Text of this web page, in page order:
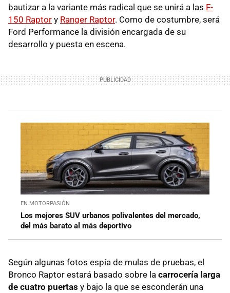
bautizar a la variante más radical que se unirá a las F-
150 Raptor y Ranger Raptor. Como de costumbre, será
Ford Performance la división encargada de su
desarrollo y puesta en escena.
EN MOTORPASIÓN
Los mejores SUV urbanos polivalentes del mercado,
del más barato al más deportivo
Según algunas fotos espía de mulas de pruebas, el
Bronco Raptor estará basado sobre la carrocería larga
de cuatro puertas y bajo la que se esconderán una